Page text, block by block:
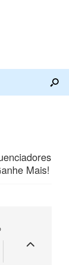
Mais!